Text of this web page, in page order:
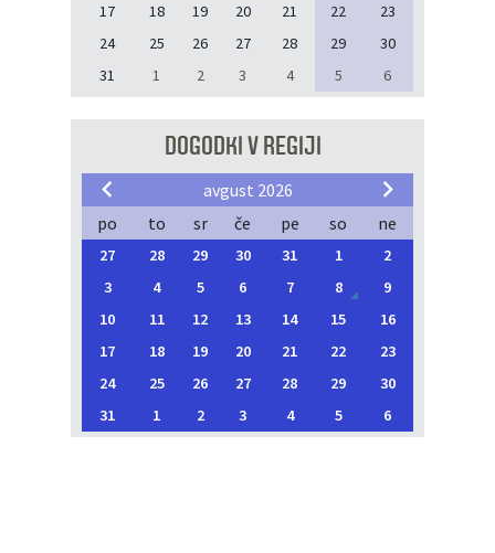
17
18 19 20 21 22
23
24
25 26 27 28 29
30
31
1 2 3 4 5 6
DOGODKI V REGIJI
avgust 2026
po
to sr če pe so ne
27 28 29 30 31 1
2
3
4 5 6 7 8
9
10
11 12 13 14 15
16
17
18 19 20 21 22
23
24
25 26 27 28 29
30
31
1 2 3 4 5 6